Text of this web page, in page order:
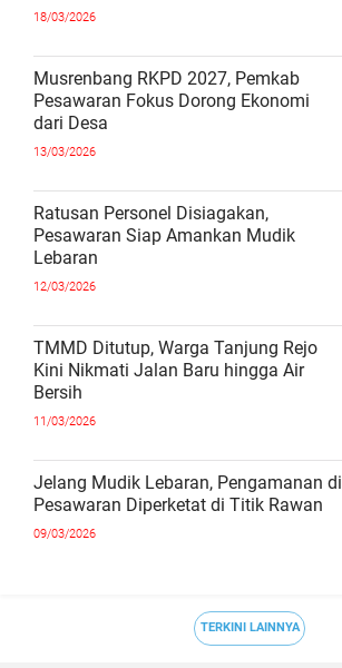
18/03/2026
Musrenbang RKPD 2027, Pemkab
Pesawaran Fokus Dorong Ekonomi
dari Desa
13/03/2026
Ratusan Personel Disiagakan,
Pesawaran Siap Amankan Mudik
Lebaran
12/03/2026
TMMD Ditutup, Warga Tanjung Rejo
Kini Nikmati Jalan Baru hingga Air
Bersih
11/03/2026
Jelang Mudik Lebaran, Pengamanan di
Pesawaran Diperketat di Titik Rawan
09/03/2026
TERKINI LAINNYA